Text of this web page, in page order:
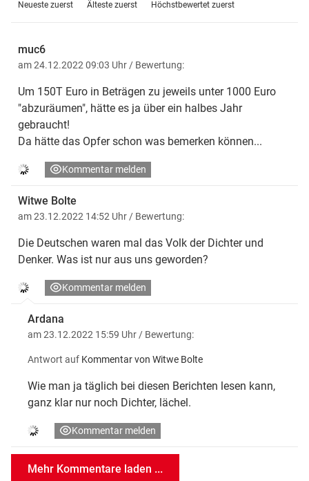
Neueste zuerst Älteste zuerst Höchstbewertet zuerst
muc6
am 24.12.2022 09:03 Uhr / Bewertung:
Um 150T Euro in Beträgen zu jeweils unter 1000 Euro
"abzuräumen", hätte es ja über ein halbes Jahr
gebraucht!
Da hätte das Opfer schon was bemerken können...
Kommentar melden
Witwe Bolte
am 23.12.2022 14:52 Uhr / Bewertung:
Die Deutschen waren mal das Volk der Dichter und
Denker. Was ist nur aus uns geworden?
Kommentar melden
Ardana
am 23.12.2022 15:59 Uhr / Bewertung:
Antwort auf Kommentar von Witwe Bolte
Wie man ja täglich bei diesen Berichten lesen kann,
ganz klar nur noch Dichter, lächel.
Kommentar melden
Mehr Kommentare laden ...